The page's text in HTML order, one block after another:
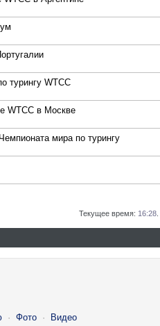
турингу WTCC
WTCC в Москве
мира по турингу
Текущее время: 16:28
· Фото · Видео